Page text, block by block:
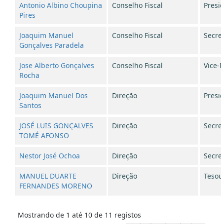
Antonio Albino Choupina
Pires
Conselho Fiscal
Joaquim Manuel
Gonçalves Paradela
Conselho Fiscal
Jose Alberto Gonçalves
Rocha
Conselho Fiscal
Joaquim Manuel Dos
Santos
Direção
JOSÉ LUIS GONÇALVES
TOMÉ AFONSO
Direção
Nestor José Ochoa Direção
MANUEL DUARTE
FERNANDES MORENO
Direção
Mostrando de 1 até 10 de 11 registos